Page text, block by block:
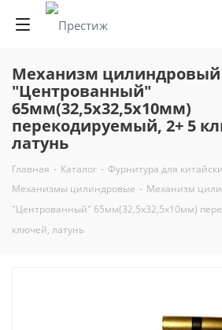
Механизм цилиндровый
"Центрованный"
65мм(32,5х32,5х10мм)
перекодируемый, 2+ 5
латунь
Главная - Каталог - Фурнитура для
Механизмы цилиндровые - Механизм
"Центрованный" 65мм(32,5х32,5х10мм)
ключей, латунь